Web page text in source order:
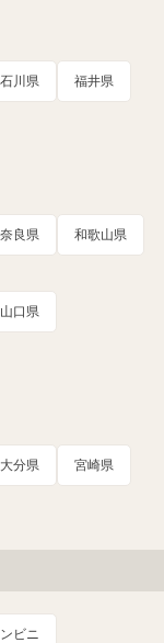
石川県 福井県
奈良県 和歌山県
山口県
大分県 宮崎県
ビニ